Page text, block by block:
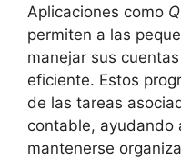
Aplicaciones como
permiten a las
manejar sus
eficiente. Estos
de las tareas
contable, ayudando
mantenerse